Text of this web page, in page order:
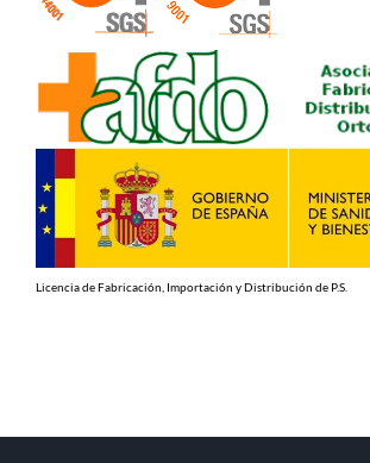
Licencia de Fabricación, Importación y Distribución de P.S.